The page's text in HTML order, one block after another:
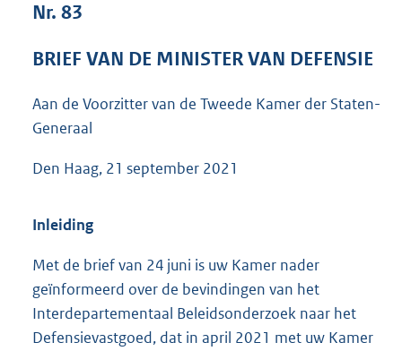
e
5
Nr. 83
BRIEF VAN DE MINISTER VAN DEFENSIE
Aan de Voorzitter van de Tweede Kamer der Staten-
Generaal
Den Haag, 21 september 2021
Inleiding
Met de brief van 24 juni is uw Kamer nader
geïnformeerd over de bevindingen van het
Interdepartementaal Beleidsonderzoek naar het
Defensievastgoed, dat in april 2021 met uw Kamer